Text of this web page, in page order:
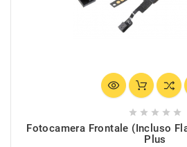
    
Fotocamera Frontale (incluso
Plus